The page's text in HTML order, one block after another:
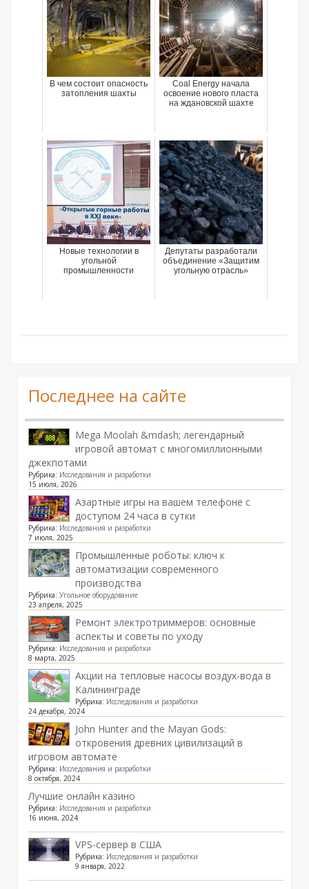
В чем состоит опасность
затопления шахты
Coal Energy начала
освоение нового пласта
на ждановской шахте
Новые технологии в
угольной
промышленности
Депутаты разработали
объединение «Защитим
угольную отрасль»
Последнее на сайте
Mega Moolah &mdash; легендарный
игровой автомат с многомиллионными
джекпотами
Рубрика: Исследования и разработки
15 июля, 2026
Азартные игры на вашем телефоне с
доступом 24 часа в сутки
Рубрика: Исследования и разработки
7 июля, 2025
Промышленные роботы: ключ к
автоматизации современного
производства
Рубрика: Угольное оборудование
23 апреля, 2025
Ремонт электротриммеров: основные
аспекты и советы по уходу
Рубрика: Исследования и разработки
8 марта, 2025
Акции на тепловые насосы воздух-вода в
Калининграде
Рубрика: Исследования и разработки
24 декабря, 2024
John Hunter and the Mayan Gods:
откровения древних цивилизаций в
игровом автомате
Рубрика: Исследования и разработки
8 октября, 2024
Лучшие онлайн казино
Рубрика: Исследования и разработки
16 июня, 2024
VPS-сервер в США
Рубрика: Исследования и разработки
9 января, 2022